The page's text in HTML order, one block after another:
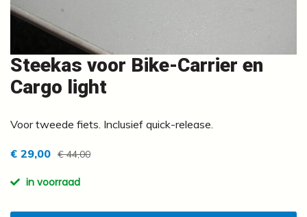
Steekas voor Bike-Carrier en
Cargo light
Voor tweede fiets. Inclusief quick-release.
€ 29,00 € 44,00
in voorraad